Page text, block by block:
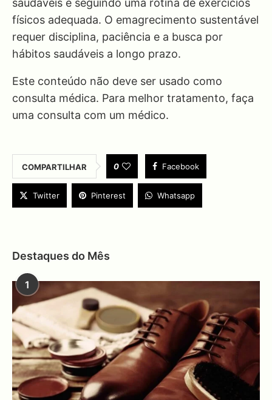
saudáveis e seguindo uma rotina de exercícios
físicos adequada. O emagrecimento sustentável
requer disciplina, paciência e a busca por
hábitos saudáveis a longo prazo.
Este conteúdo não deve ser usado como
consulta médica. Para melhor tratamento, faça
uma consulta com um médico.
COMPARTILHAR 0 Facebook
Twitter Pinterest Whatsapp
Destaques do Mês
1